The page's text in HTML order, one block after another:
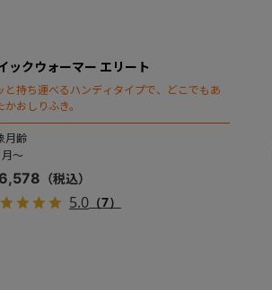
ックウォーマー エリート
と持ち運べるハンディタイプで、どこでもあ
かおしりふき。
月齢
～
5.0（7）